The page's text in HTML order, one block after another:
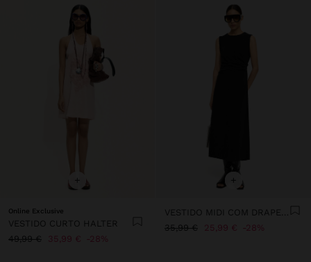
+
Online Exclusive
VESTIDO CURTO HALTER
49,99 €
35,99 € 28%
+
VESTIDO MIDI COM DRAPEADO
35,99 €
25,99 € 28%